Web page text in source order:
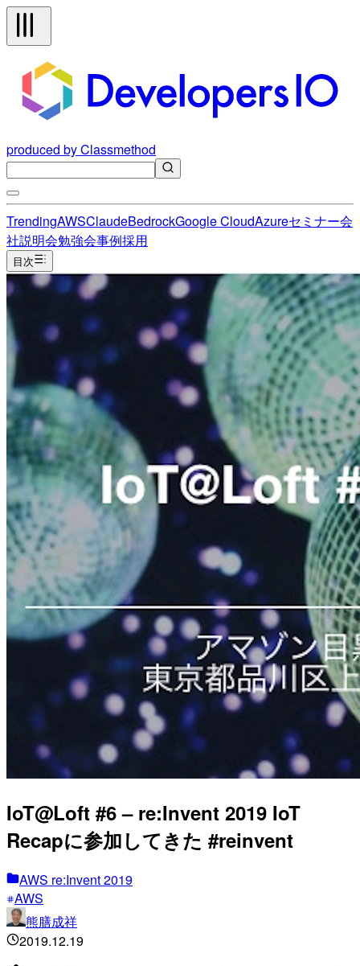
produced by Classmethod
TrendingAWSClaudeBedrockGoogle CloudAzureセミナー会
社説明会勉強会事例採用
目次
IoT@Loft #6 – re:Invent 2019 IoT
Recapに参加してきた #reinvent
AWS re:Invent 2019
AWS
熊膳成祥
2019.12.19